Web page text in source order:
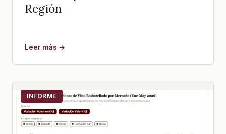
Región
Leer más →
INFORME